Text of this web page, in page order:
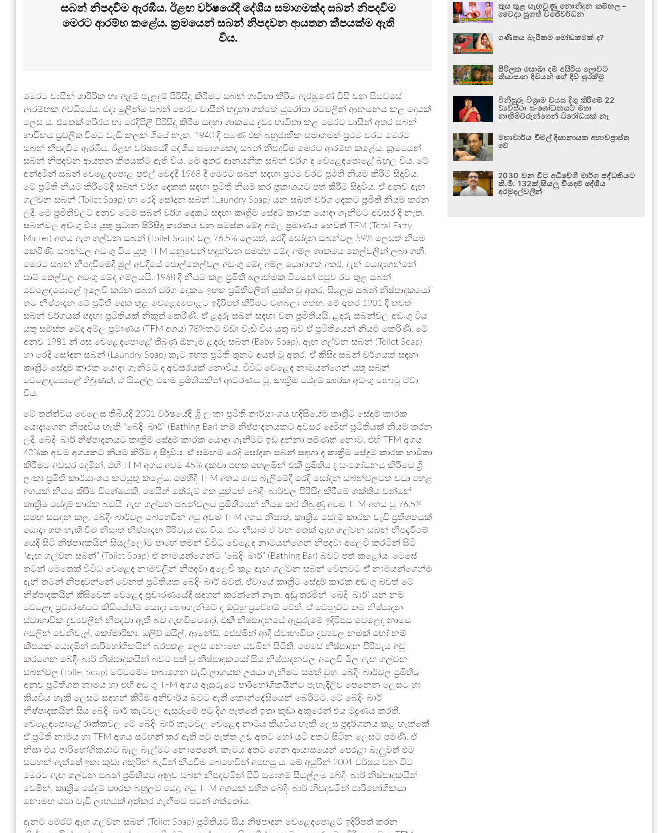
සබන් නිපදවීම ඇරඹීය. ඊළඟ වර්ෂයේදී දේශීය සමාගමක්ද සබන් නිපදවීම
මෙරට ආරම්භ කළේය. ක්‍රමයෙන් සබන් නිපදවන ආයතන කීපයක්ම ඇති
විය.
මෙරට වාසීන් ශාරීරික හා ඇඳුම් පැළඳුම් පිරිසිදු කිරීමට සබන් භාවිතා කිරීම ඇරඹුණේ විසි වන සියවසේ
ආරම්භක අවධියේය. එදා මුලින්ම සබන් මෙරට වාසීන් හඳුනා ගත්තේ යුරෝපා රටවලින් ආනයනය කළ දෙයක්
ලෙස ය. එතෙක් ශරීරය හා රෙදිපිළි පිරිසිදු කිරීම සඳහා ශාකමය ද්‍රව්‍ය භාවිතා කළ මෙරට වාසීන් අතර සබන්
භාවිතය ප්‍රචලිත වීමට වැඩි කලක් ගියේ නැත. 1940 දී පමණ එක් බහුජාතික සමාගමක් ප්‍රථම වරට මෙරට
සබන් නිපදවීම ඇරඹීය. ඊළඟ වර්ෂයේදී දේශීය සමාගමක්ද සබන් නිපදවීම මෙරට ආරම්භ කළේය. ක්‍රමයෙන්
සබන් නිපදවන ආයතන කීපයක්ම ඇති විය. මේ අතර ආනයනික සබන් වර්ග ද වෙළෙඳපොළේ බහුල විය. මේ
අන්දමින් සබන් වෙළෙඳපොළ පුළුල් වෙද්දී 1968 දී මෙරට සබන් සඳහා ප්‍රථම වරට ප්‍රමිති නියම කිරීම සිදුවිය.
මේ ප්‍රමිති නියම කිරීමේදී සබන් වර්ග දෙකක් සඳහා ප්‍රමිති නියම කර ප්‍රකාශයට පත් කිරීම සිදුවිය. ඒ අනුව ඇඟ
ගල්වන සබන් (Toilet Soap) හා රෙදි සෝදන සබන් (Laundry Soap) යන සබන් වර්ග දෙකට ප්‍රමිති නියම කරන
ලදී. මේ ප්‍රමිතිවලට අනුව මෙම සබන් වර්ග දෙකම සඳහා කෘත්‍රිම සේදුම් කාරක යොදා ගැනීමට අවසර දී නැත.
සබන්වල අඩංගු විය යුතු ප්‍රධාන පිරිසිදු කාරකය වන සමස්ත මේද අම්ල ප්‍රමාණය හෙවත් TFM (Total Fatty
Matter) අගය ඇඟ ගල්වන සබන් (Toilet Soap) වල 76.5% ලෙසත්, රෙදි සෝදන සබන්වල 59% ලෙසත් නියම
කෙරිණි. සබන්වල අඩංගු විය යුතු TFM යනුවෙන් හඳුන්වන සමස්ත මේද අම්ල ශාකමය තෙල්වලින් ලබා ගනී.
මෙරට සබන් නිපදවීමේදී මුල් අවදියේ පොල්තෙල්වල අඩංගු මේද අම්ල යොදාගත් අතර, දැන් යොදාගන්නේ
පාම් තෙල්වල අඩංගු මේද අම්ලයයි. 1968 දී නියම කළ ප්‍රමිති බලාත්මක වීමෙන් පසුව රට තුළ සබන්
වෙළෙඳපොළේ අලෙවි කරන සබන් වර්ග දෙකම ඉහත ප්‍රමිතිවලින් යුක්ත වූ අතර, සියලුම සබන් නිෂ්පාදකයෝ
තම නිෂ්පාදන මේ ප්‍රමිති දෙක තුළ වෙළෙඳපොළට ඉදිරිපත් කිරීමට වගබලා ගත්හ. මේ අතර 1981 දී තවත්
සබන් වර්ගයක් සඳහා ප්‍රමිතියක් නිකුත් කෙරිණි. ඒ ළදරු සබන් සඳහා වන ප්‍රමිතියයි. ළදරු සබන්වල අඩංගු විය
යුතු සමස්ත මේද අම්ල ප්‍රමාණය (TFM අගය) 78%කට වඩා වැඩි විය යුතු බව ඒ ප්‍රමිතියෙන් නියම කෙරිණි. මේ
අනුව 1981 න් පසු වෙළෙඳපොළේ තිබුණු ඕනෑම ළදරු සබන් (Baby Soap), ඇඟ ගල්වන සබන් (Toilet Soap)
හා රෙදි සෝදන සබන් (Laundry Soap) කැට ඉහත ප්‍රමිති තුනට අයත් වූ අතර, ඒ කිසිදු සබන් වර්ගයක් සඳහා
කෘත්‍රිම සේදුම් කාරක යොදා ගැනීමට ද අවසරයක් නොවීය. විවිධ වෙළෙඳ නාමයන්ගෙන් යුතු සබන්
වෙළෙඳපොළේ තිබුණත්, ඒ සියල්ල එකම ප්‍රමිතියකින් ආවරණය වූ, කෘත්‍රිම සේදුම් කාරක අඩංගු නොවූ ඒවා
විය.
මේ තත්ත්වය මෙලෙස තිබියදී 2001 වර්ෂයේදී ශ්‍රී ලංකා ප්‍රමිති කාර්යාංශය හදිසියේම කෘත්‍රිම සේදුම් කාරක
යොදාගෙන නිපදවිය හැකි “බේදිං බාර්” (Bathing Bar) නම් නිෂ්පාදනයකට අවසර දෙමින් ප්‍රමිතියක් නියම කරන
ලදී. බේදිං බාර් නිෂ්පාදනයට කෘත්‍රිම සේදුම් කාරක යොදා ගැනීමට ඉඩ දුන්නා පමණක් නොව, එහි TFM අගය
40%ක අවම අගයකට නියම කිරීම ද සිදුවිය. ඒ සමඟම රෙදි සෝදන සබන් සඳහා ද කෘත්‍රිම සේදුම් කාරක භාවිතා
කිරීමට අවසර දෙමින්, එහි TFM අගය අවම 45% දක්වා පහත හෙළමින් එකී ප්‍රමිතිය ද සංශෝධනය කිරීමට ශ්‍රී
ලංකා ප්‍රමිති කාර්යාංශය කටයුතු කළේය. මෙහිදී TFM අගය දෙස බැලීමේදී රෙදි සෝදන සබන්වලටත් වඩා පහළ
අගයක් නියම කිරීම විශේෂයකි. මෙයින් තේරුම් ගත යුත්තේ බේදිං බාර්වල පිරිසිදු කිරීමේ ශක්තිය වන්නේ
කෘත්‍රිම සේදුම් කාරක බවයි. ඇඟ ගල්වන සබන්වලට ප්‍රමිතියෙන් නියම කර තිබුණු අවම TFM අගය වූ 76.5%
සමඟ සසඳන කල, බේදිං බාර්වල බෙහෙවින් අඩු අවම TFM අගය නිසාත්, කෘත්‍රිම සේදුම් කාරක වැඩි ප්‍රතිශතයක්
යොදා ගත හැකි වීම නිසාත් නිෂ්පාදන පිරිවැය අඩු විය. එම නිසාම ඒ වන තෙක් ඇඟ ගල්වන සබන් නිපදවීමේ
යෙදී සිටි නිෂ්පාදකයින් සියල්ලෝම පාහේ තමන් විවිධ වෙළෙඳ නාමයන්ගෙන් නිපදවා අලෙවි කරමින් සිටි
“ඇඟ ගල්වන සබන්” (Toilet Soap) ඒ නාමයන්ගෙන්ම “බේදිං බාර්” (Bathing Bar) බවට පත් කළෝය. මෙසේ
තමන් මෙතෙක් විවිධ වෙළෙඳ නාමවලින් නිපදවා අලෙවි කළ ඇඟ ගල්වන සබන් වෙනුවට ඒ නාමයන්ගෙන්ම
දැන් තමන් නිපදවන්නේ වෙනත් ප්‍රමිතියක බේදිං බාර් බවත්, ඒවායේ කෘත්‍රිම සේදුම් කාරක අඩංගු බවත් මේ
නිෂ්පාදකයින් කිසිවෙක් වෙළෙඳ ප්‍රචාරණයේදී සඳහන් කරන්නේ නැත. අඩු තරමින් ‘බේදිං බාර්’ යන නම
වෙළෙඳ ප්‍රචාරණයට කිසිසේත්ම යොදා නොගැනීමට ද ඔවුහු ප්‍රවේශම් වෙති. ඒ වෙනුවට තම නිෂ්පාදන
ස්වාභාවික ද්‍රව්‍යවලින් නිපදවා ඇති බව ඇඟවීමටදෝ, එකී නිෂ්පාදනයේ ඇසුරුමේ ඉදිරිපස වෙළෙඳ නාමය
අසලින් වෙනිවැල්, කෝමාරිකා, ඔලිව් ඔයිල්, ආමන්ඩ්, ජෙස්මින් ආදී ස්වාභාවික ද්‍රව්‍යවල නමක් හෝ නම්
කීපයක් යොදමින් පාරිභෝගිකයින් බරපතළ ලෙස නොමඟ යවමින් සිටිති. මෙසේ නිෂ්පාදන පිරිවැය අඩු
කරගෙන බේදිං බාර් නිෂ්පාදකයින් බවට පත් වූ නිෂ්පාදකයෝ සිය නිෂ්පාදනවල අලෙවි මිල ඇඟ ගල්වන
සබන්වල (Toilet Soap) මට්ටමේම තබාගෙන වැඩි ලාභයක් උපයා ගැනීමට සමත් වූහ. බේදිං බාර්වල ප්‍රමිතිය
අනුව ප්‍රමිතිගත නාමය හා එහි අඩංගු TFM අගය ඇසුරුමේ පාරිභෝගිකයින්ට පැහැදිලිව පෙනෙන ලෙසට හා
කියවිය හැකි ලෙසට සඳහන් කිරීම අනිවාර්ය බවට ඇති කොන්දේසියෙන් බේරීමට, මේ බේදිං බාර්
නිෂ්පාදකයින් සිය බේදිං බාර් කැටවල ඇසුරුමේ පටු දිග පැත්තේ ඉතා කුඩා අකුරෙන් එය මුද්‍රණය කරති.
වෙළෙඳපොළේ රාක්කවල මේ බේදිං බාර් කැටවල වෙළෙඳ නාමය කියවිය හැකි ලෙස ප්‍රදර්ශනය කළ හැක්කේ
ඒ ප්‍රමිති නාමය හා TFM අගය සටහන් කර ඇති පටු පැත්ත උඩ අතට හෝ යටි අතට සිටින ලෙසට පමණි. ඒ
නිසා එය පාරිභෝගිකයාට බැලූ බැල්මට නොපෙනේ. කැටය අතට ගෙන ආයාසයෙන් පෙරළා බැලුවත් එම
සටහන් ඇත්තේ ඉතා කුඩා අකුරින් බැවින් කියවීම බෙහෙවින් අපහසු ය. මේ අයුරින් 2001 වර්ෂය වන විට
මෙරට ඇඟ ගල්වන සබන් ප්‍රමිතියට අනුව සබන් නිපදවමින් සිටි සමාගම් සියල්ලම බේදිං බාර් නිෂ්පාදකයින්
වෙමින්, කෘත්‍රිම සේදුම් කාරක බහුලව යෙදූ, අඩු TFM අගයක් සහිත බේදිං බාර් නිපදවමින් පාරිභෝගිකයා
නොමඟ යවා වැඩි ලාභයක් අත්කර ගැනීමට පටන් ගත්තෝය.
දැනට මෙරට ඇඟ ගල්වන සබන් (Toilet Soap) ප්‍රමිතියට සිය නිෂ්පාදන වෙළෙඳපොළට ඉදිරිපත් කරන
කුස තුළ සැඟවුණු නොනිදන කම්හල –
වෛද්‍ය සුගත් විජේවර්ධන
ගණිතය බැරිකම මෝඩකමක් ද?
සිරිලක සොබා දම් අසිරිය ලොවට
කියාපාන දිවියන් ගේ දිවි සුරකිමු
විනිසුරු විශ්‍රාම වයස දිගු කිරීමේ 22
ව්‍යවස්ථා සංශෝධනයට මහා
නාහිමිවරුන්ගෙන් විරෝධයක් නෑ
මහාචාර්ය විමල් දිසානායක අභාවප්‍රාප්ත
වේ
2030 වන විට අධිවේගී මාර්ග පද්ධතියට
කි.මී. 132ක්;සියලු වියදම් දේශීය
අරමුදල්වලින්